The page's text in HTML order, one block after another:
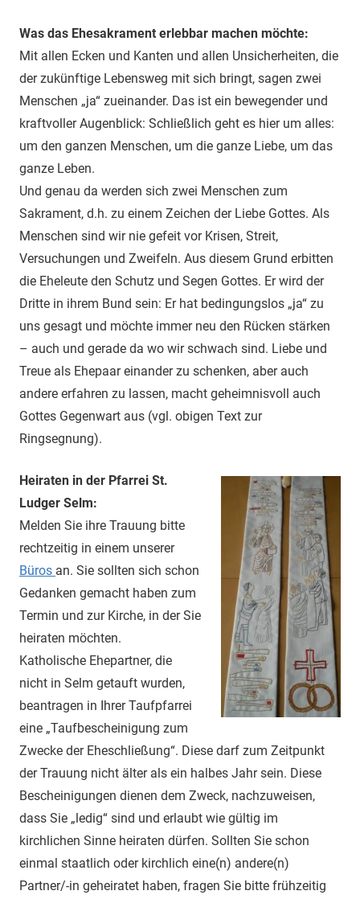
Was das Ehesakrament erlebbar machen möchte:
Mit allen Ecken und Kanten und allen Unsicherheiten, die
der zukünftige Lebensweg mit sich bringt, sagen zwei
Menschen „ja“ zueinander. Das ist ein bewegender und
kraftvoller Augenblick: Schließlich geht es hier um alles:
um den ganzen Menschen, um die ganze Liebe, um das
ganze Leben.
Und genau da werden sich zwei Menschen zum
Sakrament, d.h. zu einem Zeichen der Liebe Gottes. Als
Menschen sind wir nie gefeit vor Krisen, Streit,
Versuchungen und Zweifeln. Aus diesem Grund erbitten
die Eheleute den Schutz und Segen Gottes. Er wird der
Dritte in ihrem Bund sein: Er hat bedingungslos „ja“ zu
uns gesagt und möchte immer neu den Rücken stärken
– auch und gerade da wo wir schwach sind. Liebe und
Treue als Ehepaar einander zu schenken, aber auch
andere erfahren zu lassen, macht geheimnisvoll auch
Gottes Gegenwart aus (vgl. obigen Text zur
Ringsegnung).
Heiraten in der Pfarrei St.
Ludger Selm:
Melden Sie ihre Trauung bitte
rechtzeitig in einem unserer
Büros an. Sie sollten sich schon
Gedanken gemacht haben zum
Termin und zur Kirche, in der Sie
heiraten möchten.
Katholische Ehepartner, die
nicht in Selm getauft wurden,
beantragen in Ihrer Taufpfarrei
eine „Taufbescheinigung zum
Zwecke der Eheschließung“. Diese darf zum Zeitpunkt
der Trauung nicht älter als ein halbes Jahr sein. Diese
Bescheinigungen dienen dem Zweck, nachzuweisen,
dass Sie „ledig“ sind und erlaubt wie gültig im
kirchlichen Sinne heiraten dürfen. Sollten Sie schon
einmal staatlich oder kirchlich eine(n) andere(n)
Partner/-in geheiratet haben, fragen Sie bitte frühzeitig